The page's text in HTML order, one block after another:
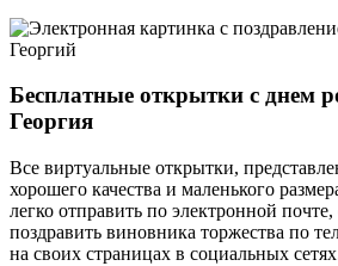
Бесплатные открытки с днем
Георгия
Все виртуальные открытки,
хорошего качества и маленького
легко отправить по электронной
поздравить виновника торжества по
на своих страницах в социальных